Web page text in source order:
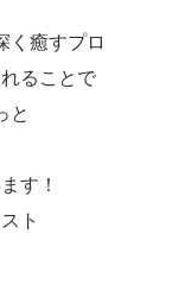
く癒すプロ
ることで
と
す！
ト